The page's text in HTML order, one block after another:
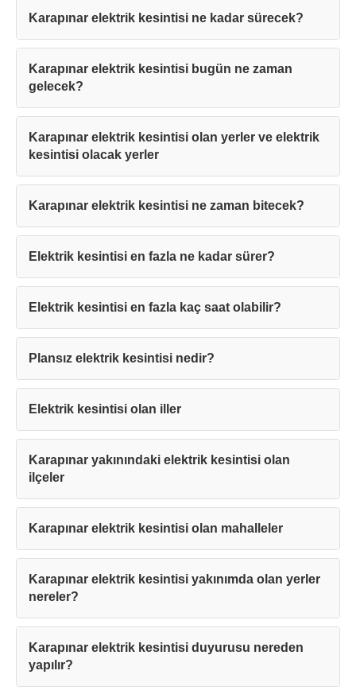
Karapınar elektrik kesintisi ne kadar sürecek?
Karapınar elektrik kesintisi bugün ne zaman
gelecek?
Karapınar elektrik kesintisi olan yerler ve elektrik
kesintisi olacak yerler
Karapınar elektrik kesintisi ne zaman bitecek?
Elektrik kesintisi en fazla ne kadar sürer?
Elektrik kesintisi en fazla kaç saat olabilir?
Plansız elektrik kesintisi nedir?
Elektrik kesintisi olan iller
Karapınar yakınındaki elektrik kesintisi olan
ilçeler
Karapınar elektrik kesintisi olan mahalleler
Karapınar elektrik kesintisi yakınımda olan yerler
nereler?
Karapınar elektrik kesintisi duyurusu nereden
yapılır?
Teşekkürler!
Mesajınız başarıyla ulaştırıldı. En kısa
sürede sizinle iletişime geçilecektir.
Kapat